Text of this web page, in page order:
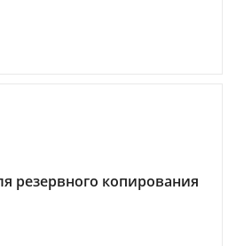
резервного копирования